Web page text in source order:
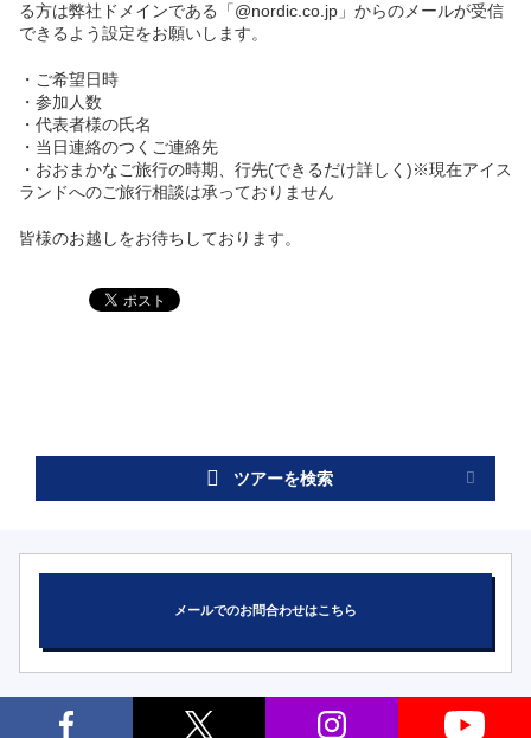
る方は弊社ドメインである「@nordic.co.jp」からのメールが受信
できるよう設定をお願いします。
・ご希望日時
・参加人数
・代表者様の氏名
・当日連絡のつくご連絡先
・おおまかなご旅行の時期、行先(できるだけ詳しく)※現在アイス
ランドへのご旅行相談は承っておりません
皆様のお越しをお待ちしております。
ツアーを検索
メールでのお問合わせはこちら